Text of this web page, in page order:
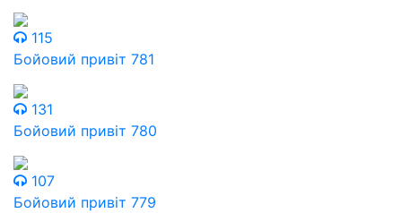
115
Бойовий привіт 781
131
Бойовий привіт 780
107
Бойовий привіт 779